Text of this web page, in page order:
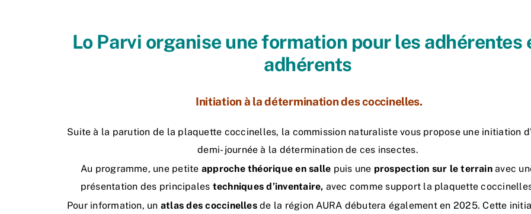
Lo Parvi organise une formation pour les adhérentes
adhérents
Initiation à la détermination des coccinelles.
Suite à la parution de la plaquette coccinelles, la commission naturaliste vous propose une initiation
demi- journée à la détermination de ces insectes.
Au programme, une petite approche théorique en salle puis une prospection sur le terrainavec
présentation des principales techniques d’inventaire, avec comme support la plaquette
Pour information, un atlas des coccinellesde la région AURA débutera également en 2025. Cette